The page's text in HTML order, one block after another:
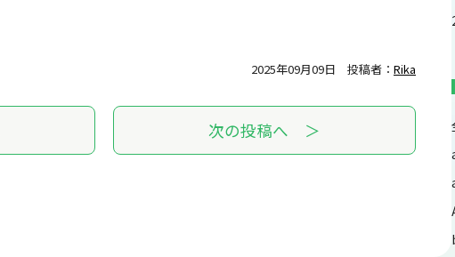
2025年09月09日 投稿者： Rika
次の投稿へ ＞